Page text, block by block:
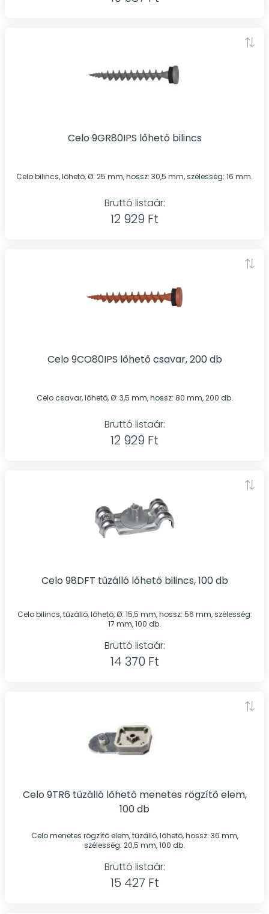
Celo 9GR80IPS lőhető bilincs
Celo bilincs, lőhető, Ø: 25 mm, hossz: 30,5 mm, szélesség: 16 mm.
Bruttó listaár:
12 929 Ft
Celo 9CO80IPS lőhető csavar, 200 db
Celo csavar, lőhető, Ø: 3,5 mm, hossz: 80 mm, 200 db.
Bruttó listaár:
12 929 Ft
Celo 98DFT tűzálló lőhető bilincs, 100 db
Celo bilincs, tűzálló, lőhető, Ø: 15,5 mm, hossz: 56 mm, szélesség:
17 mm, 100 db.
Bruttó listaár:
14 370 Ft
Celo 9TR6 tűzálló lőhető menetes rögzítő elem,
100 db
Celo menetes rögzítő elem, tűzálló, lőhető, hossz: 36 mm,
szélesség: 20,5 mm, 100 db.
Bruttó listaár:
15 427 Ft